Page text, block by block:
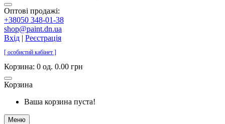
Оптові продажі:
+38050 348-01-38
shop@paint.dn.ua
Вхід | Реєстрація
[ особистий кабінет ]
Корзина: 0 од. 0.00 грн
Корзина
Ваша корзина пуста!
Меню